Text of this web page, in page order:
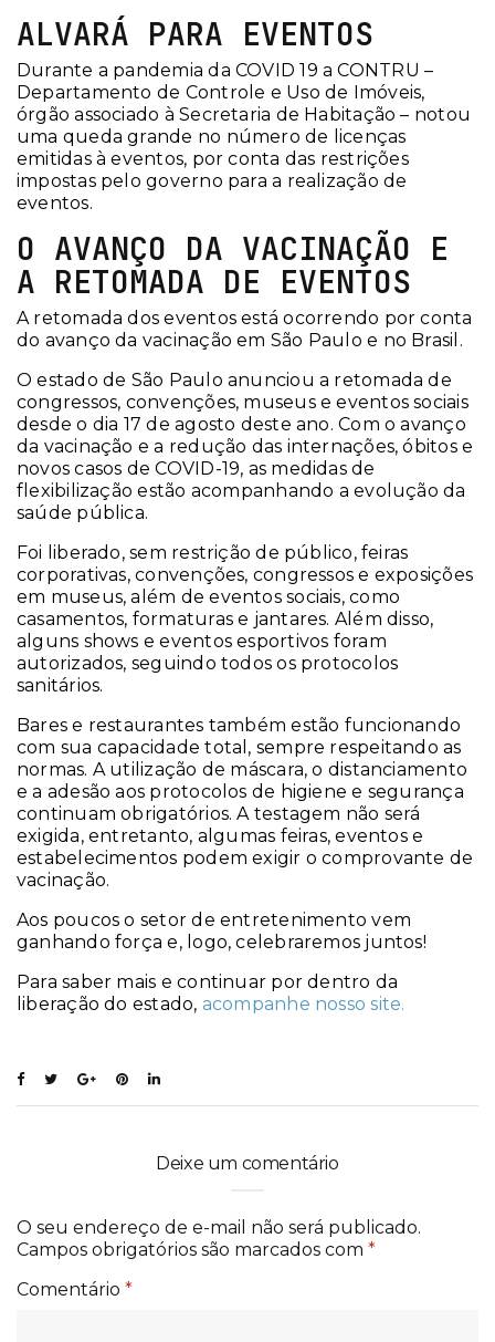
ALVARÁ PARA EVENTOS
Durante a pandemia da COVID 19 a CONTRU –
Departamento de Controle e Uso de Imóveis,
órgão associado à Secretaria de Habitação – notou
uma queda grande no número de licenças
emitidas à eventos, por conta das restrições
impostas pelo governo para a realização de
eventos.
O AVANÇO DA VACINAÇÃO E
A RETOMADA DE EVENTOS
A retomada dos eventos está ocorrendo por conta
do avanço da vacinação em São Paulo e no Brasil.
O estado de São Paulo anunciou a retomada de
congressos, convenções, museus e eventos sociais
desde o dia 17 de agosto deste ano. Com o avanço
da vacinação e a redução das internações, óbitos e
novos casos de COVID-19, as medidas de
flexibilização estão acompanhando a evolução da
saúde pública.
Foi liberado, sem restrição de público, feiras
corporativas, convenções, congressos e exposições
em museus, além de eventos sociais, como
casamentos, formaturas e jantares. Além disso,
alguns shows e eventos esportivos foram
autorizados, seguindo todos os protocolos
sanitários.
Bares e restaurantes também estão funcionando
com sua capacidade total, sempre respeitando as
normas. A utilização de máscara, o distanciamento
e a adesão aos protocolos de higiene e segurança
continuam obrigatórios. A testagem não será
exigida, entretanto, algumas feiras, eventos e
estabelecimentos podem exigir o comprovante de
vacinação.
Aos poucos o setor de entretenimento vem
ganhando força e, logo, celebraremos juntos!
Para saber mais e continuar por dentro da
liberação do estado, acompanhe nosso site.
Deixe um comentário
O seu endereço de e-mail não será publicado.
Campos obrigatórios são marcados com *
Comentário *